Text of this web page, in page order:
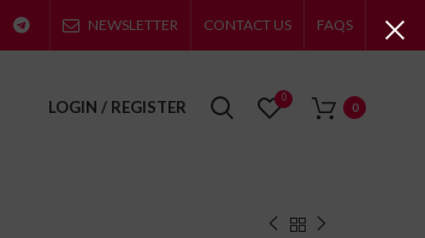
NEWSLETTER CONTACT US FAQS
LOGIN / REGISTER 0
0